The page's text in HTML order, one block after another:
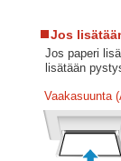
Jos
Jos paperi
lisätään
Vaakasuunta